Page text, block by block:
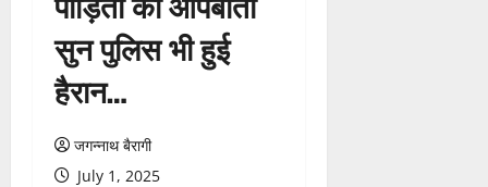
सुन पुलिस भी हुई
हैरान…
जगन्नाथ बैरागी
July 1, 2025